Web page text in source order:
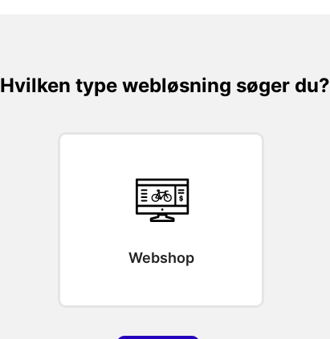
Hvilken type webløsning søger du?
Webshop